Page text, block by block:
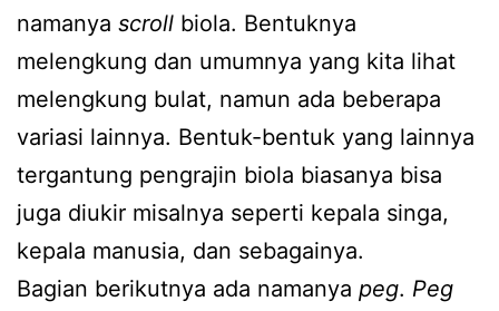
namanya scroll biola. Bentuknya
melengkung dan umumnya yang kita lihat
melengkung bulat, namun ada beberapa
variasi lainnya. Bentuk-bentuk yang lainnya
tergantung pengrajin biola biasanya bisa
juga diukir misalnya seperti kepala singa,
kepala manusia, dan sebagainya.
Bagian berikutnya ada namanya peg. Peg